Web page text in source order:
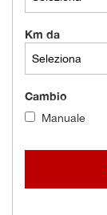
Km da
Cambio
Manuale
di
seguito
ottenere
maggiori
sull'utilità